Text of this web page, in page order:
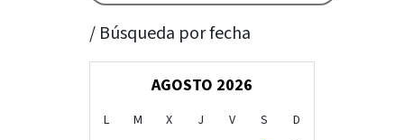
/ Búsqueda por fecha
AGOSTO 2026
L M X J V S
D